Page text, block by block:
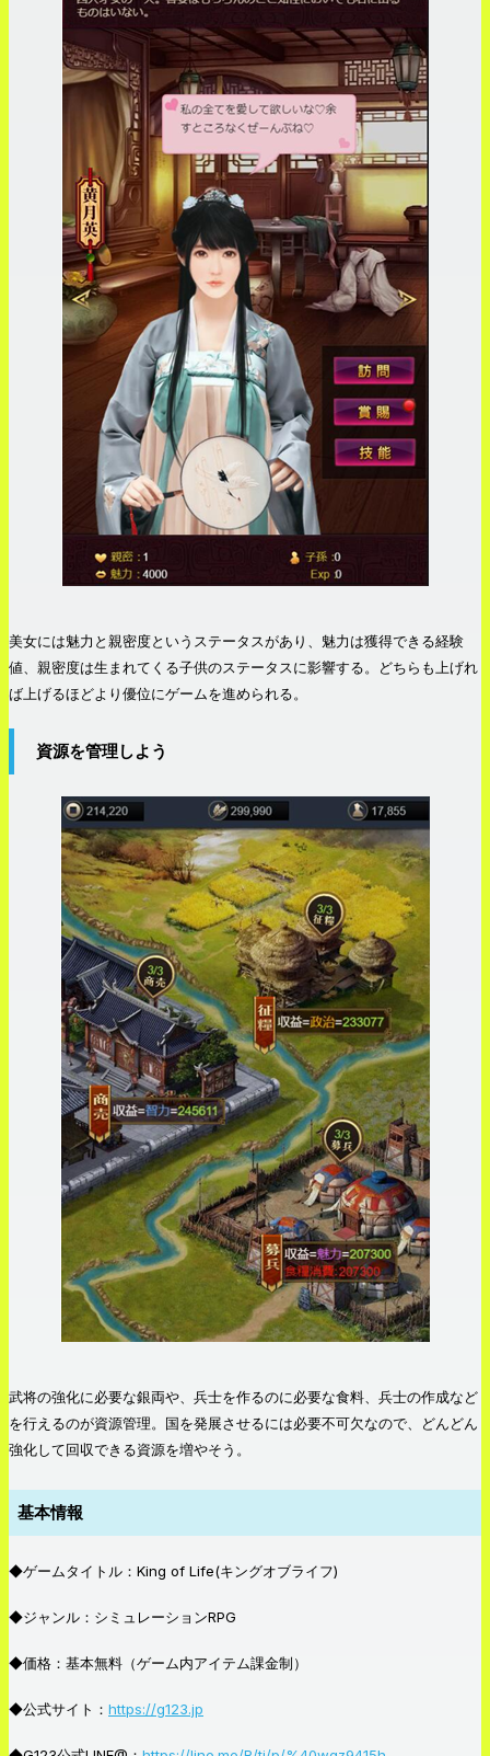
美女には魅力と親密度というステータスがあり、魅力は獲得できる経験
値、親密度は生まれてくる子供のステータスに影響する。どちらも上げれ
ば上げるほどより優位にゲームを進められる。
資源を管理しよう
武将の強化に必要な銀両や、兵士を作るのに必要な食料、兵士の作成など
を行えるのが資源管理。国を発展させるには必要不可欠なので、どんどん
強化して回収できる資源を増やそう。
基本情報
◆ゲームタイトル：King of Life(キングオブライフ)
◆ジャンル：シミュレーションRPG
◆価格：基本無料（ゲーム内アイテム課金制）
◆公式サイト： https://g123.jp